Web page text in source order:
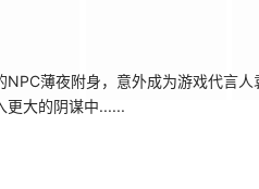
薄夜附身，意外成为游戏代言人
更大的阴谋中......